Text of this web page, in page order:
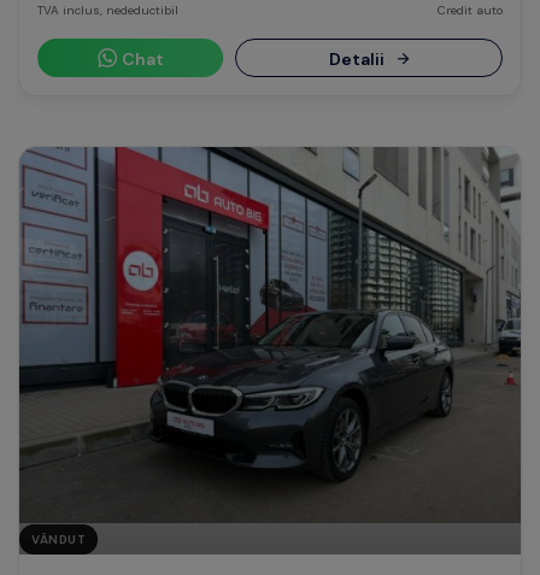
TVA inclus, nedeductibil Credit auto
Chat Detalii
VÂNDUT